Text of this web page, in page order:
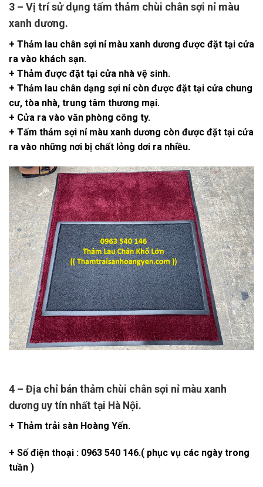
3 – Vị trí sử dụng tấm thảm chùi chân sợi nỉ màu
xanh dương.
+ Thảm lau chân sợi nỉ màu xanh dương được đặt tại cửa
ra vào khách sạn.
+ Thảm được đặt tại cửa nhà vệ sinh.
+ Thảm lau chân dạng sợi nỉ còn được đặt tại cửa chung
cư, tòa nhà, trung tâm thương mại.
+ Cửa ra vào văn phòng công ty.
+ Tấm thảm sợi nỉ màu xanh dương còn được đặt tại cửa
ra vào những nơi bị chất lỏng dơi ra nhiều.
4 – Địa chỉ bán thảm chùi chân sợi nỉ màu xanh
dương uy tín nhất tại Hà Nội.
+ Thảm trải sàn Hoàng Yến.
+ Số điện thoại : 0963 540 146.( phục vụ các ngày trong
tuần )